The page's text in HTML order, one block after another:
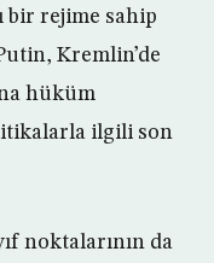
bir rejime sahip
Kremlin’de
hüküm
ilgili son
noktalarının da